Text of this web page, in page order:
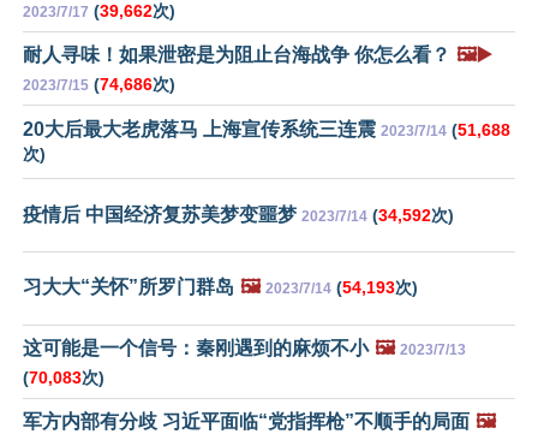
2023/7/17 (39,662次)
耐人寻味！如果泄密是为阻止台海战争 你怎么看？ 🖼️▶️
2023/7/15 (74,686次)
20大后最大老虎落马 上海宣传系统三连震 2023/7/14 (51,688
次)
疫情后 中国经济复苏美梦变噩梦 2023/7/14 (34,592次)
习大大“关怀”所罗门群岛 🖼️ 2023/7/14 (54,193次)
这可能是一个信号：秦刚遇到的麻烦不小 🖼️ 2023/7/13
(70,083次)
军方内部有分歧 习近平面临“党指挥枪”不顺手的局面 🖼️